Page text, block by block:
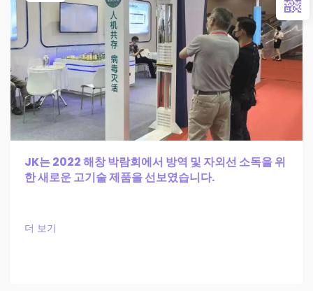
JK는 2022 해창 박람회에서 방역 및 자외선 소독을 위
한 새로운 고기술 제품을 선보였습니다.
더 보기